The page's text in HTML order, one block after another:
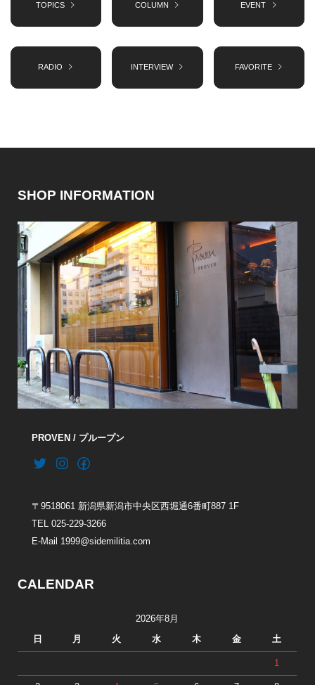
TOPICS COLUMN EVENT
RADIO INTERVIEW FAVORITE
SHOP INFORMATION
PROVEN / プループン
〒9518061 新潟県新潟市中央区西堀通6番町887 1F
TEL 025-229-3266
E-Mail 1999@sidemilitia.com
CALENDAR
2026年8月
日 月 火 水 木 金 土
1